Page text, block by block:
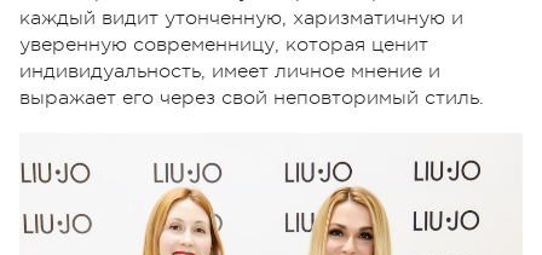
каждый видит утонченную, харизматичную и
уверенную современницу, которая ценит
индивидуальность, имеет личное мнение и
выражает его через свой неповторимый стиль.